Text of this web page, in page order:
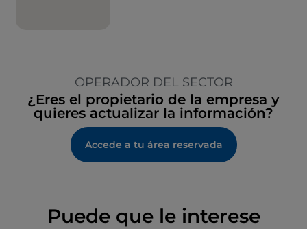
OPERADOR DEL SECTOR
¿Eres el propietario de la empresa y
quieres actualizar la información?
Accede a tu área reservada
Puede que le interese